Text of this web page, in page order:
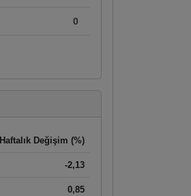
0
Haftalık Değişim (%)
-2,13
0,85